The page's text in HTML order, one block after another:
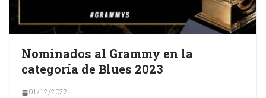
Nominados al Grammy en la
categoría de Blues 2023
01/12/2022